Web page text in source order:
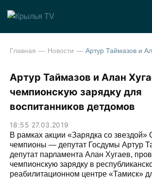
Главная Новости
Артур Таймазов и Алан
чемпионскую зарядку для
воспитанников детдомов
18:55 27.03.2019
В рамках акции «Зарядка со звездой»
чемпионы — депутат Госдумы Артур
депутат парламента Алан Хугаев,
чемпионскую зарядку в
реабилитационном центре «Тамиск»